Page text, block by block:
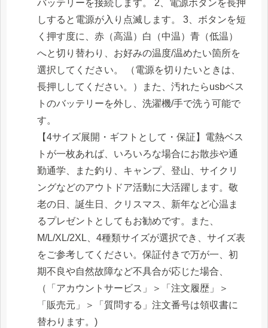
バッテリーを接続します。 2、電源ボタンを長押
しすると電源が入り点滅します。 3、ボタンを短
く押す度に、赤（高温）白（中温）青（低温）
へと切り替わり、お好みの温度/温めたい箇所を
選択してください。 （電源を切りたいときは、
長押ししてください。）また、汚れたらusbベス
トのバッテリーを外し、洗濯機/手で洗う可能で
す。
【4サイズ展開・ギフトとして・保証】電熱ベス
トが一枚あれば、いろいろな場合にお散歩や通
勤通学、また釣り、キャンプ、登山、サイクリ
ングなどのアウトドア活動に大活躍します。敬
老の日、誕生日、クリスマス、新年など心温ま
るプレゼントとしてもお勧めです。また、
M/L/XL/2XL、4種類サイズが選択でき、サイズ表
をご参考してください。保証付きで万が一、初
期不良や自然故障など不具合が応じた場合、
（「アカウントサービス」＞「注文履歴」＞
「販売元」＞「質問する」注文番号は領収書に
替わります。)